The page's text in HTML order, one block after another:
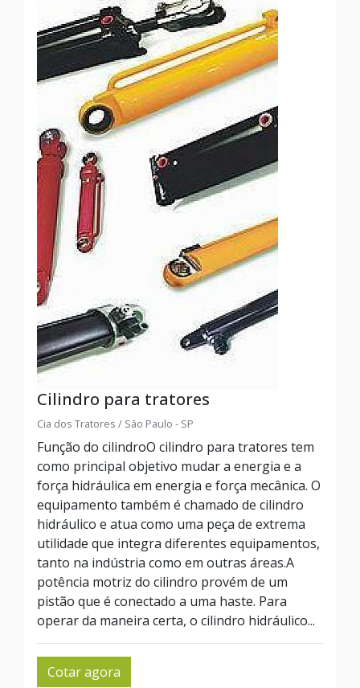
Cilindro para tratores
Cia dos Tratores / São Paulo - SP
Função do cilindroO cilindro para tratores tem
como principal objetivo mudar a energia e a
força hidráulica em energia e força mecânica. O
equipamento também é chamado de cilindro
hidráulico e atua como uma peça de extrema
utilidade que integra diferentes equipamentos,
tanto na indústria como em outras áreas.A
potência motriz do cilindro provém de um
pistão que é conectado a uma haste. Para
operar da maneira certa, o cilindro hidráulico...
Cotar agora